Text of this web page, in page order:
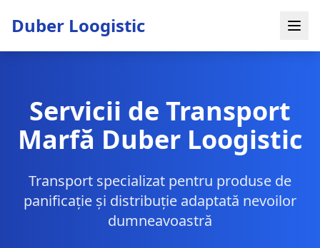
Duber Loogistic
Servicii de Transport
Marfă Duber Loogistic
Transport specializat pentru produse de
panificație și distribuție adaptată nevoilor
dumneavoastră